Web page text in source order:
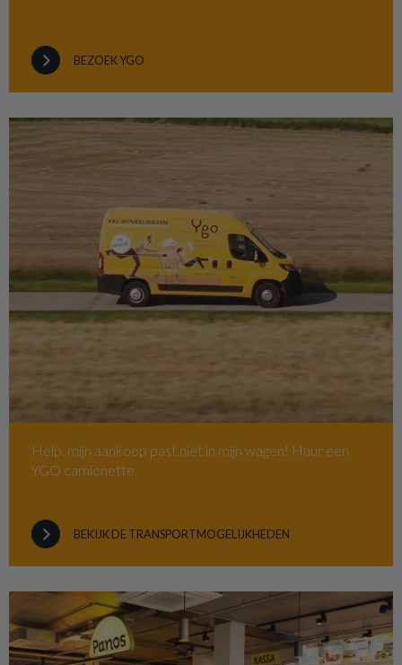
BEZOEK YGO
Help, mijn aankoop past niet in mijn wagen! Huur een
YGO camionette.
BEKIJK DE TRANSPORTMOGELIJKHEDEN